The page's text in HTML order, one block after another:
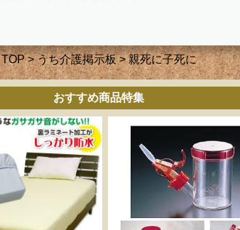
TOP>うち介護掲示板> 親死に子死に
おすすめ商品特集